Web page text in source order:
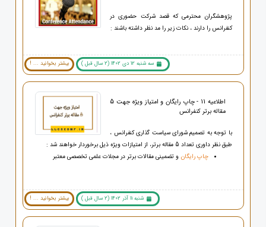
پژوهشگران محترمی که قصد شرکت حضوری در
کنفرانس را دارند ، نکات زیر را مد نظر داشته باشند :
سه شنبه 12 دی 1402 (2 سال قبل ) بیشتر بخوانید ... !
اطلاعیه 11 - چاپ رایگان و امتیاز ویژه جهت 5
مقاله برتر کنفرانس
با توجه به تصمیم شورای سیاست گذاری کنفرانس ،
طبق نظر داوری تعداد 5 مقاله برتر، از امتیازات ویژه ذیل برخوردار خواهند شد :
چاپ رایگان و تضمینی مقالات برتر در مجلات علمی تخصصی معتبر
شنبه 11 آذر 1402 (2 سال قبل ) بیشتر بخوانید ... !